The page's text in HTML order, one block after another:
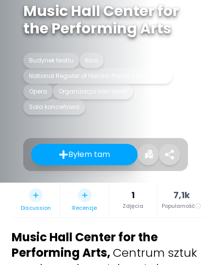
Music Hall Center for
the Performing Arts
Budynek teatru
Kino
National Register of Historic Places listed place
Opera
Organizacja non-profit
Sala koncertowa
Byłem tam
Discussion Recenzje
1
Zdjęcia
7,1k
Popularność
Music Hall Center for the
Performing Arts, Centrum sztuk